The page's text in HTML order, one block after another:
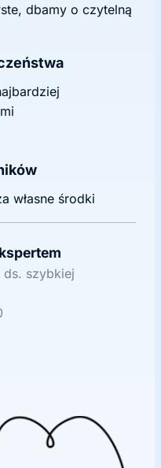
dbamy o czytelną
własne środki
ds. szybkiej